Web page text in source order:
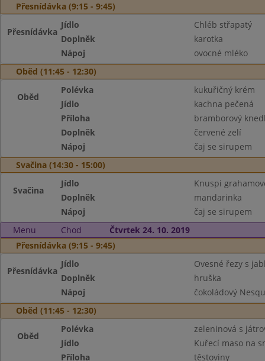
Přesnídávka (9:15 - 9:45)
Přesnídávka
Jídlo
Chléb střapatý
Doplněk
karotka
Nápoj
ovocné mléko
Oběd (11:45 - 12:30)
Oběd
Polévka
kukuřičný krém
Jídlo
kachna pečená
Příloha
bramborový
Doplněk
červené zelí
Nápoj
čaj se sirupem
Svačina (14:30 - 15:00)
Svačina
Jídlo
Knuspi
Doplněk
mandarinka
Nápoj
čaj se sirupem
Menu
Chod
Čtvrtek 24. 10. 2019
Přesnídávka (9:15 - 9:45)
Přesnídávka
Jídlo
Ovesné řezy s
Doplněk
hruška
Nápoj
čokoládový
Oběd (11:45 - 12:30)
Oběd
Polévka
zeleninová s
Jídlo
Kuřecí maso na
Příloha
těstoviny